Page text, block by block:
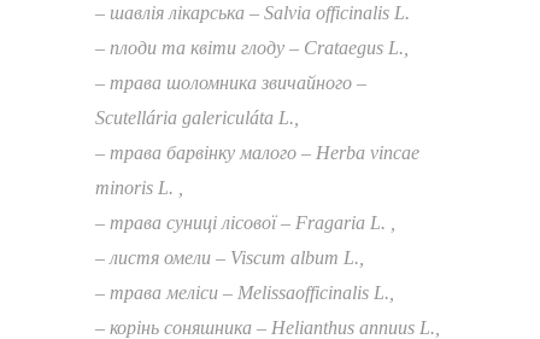
– шавлія лікарська – Salvia officinalis L.
– плоди та квіти глоду – Сrataegus L.,
– трава шоломника звичайного –
Scutellária galericuláta L.,
– трава барвінку малого – Herba vincae
minoris L. ,
– трава суниці лісової – Fragaria L. ,
– листя омели – Viscum album L.,
– трава меліси – Melissaofficinalis L.,
– корінь соняшника – Helianthus annuus L.,